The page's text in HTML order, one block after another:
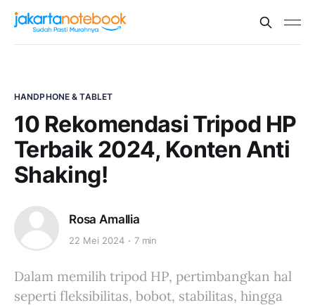
HANDPHONE & TABLET
10 Rekomendasi Tripod HP
Terbaik 2024, Konten Anti
Shaking!
Rosa Amallia
22 Mei 2024 7 min
Dalam memilih tripod HP, pertimbangkan hal
seperti fleksibilitas, bobot, stabilitas, hingga